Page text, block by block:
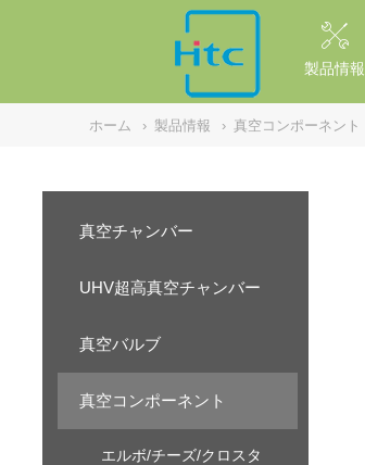
製品情報
ホーム › 製品情報 › 真空コンポーネント
真空チャンバー
UHV超高真空チャンバー
真空バルブ
真空コンポーネント
エルボ/チーズ/クロスタ